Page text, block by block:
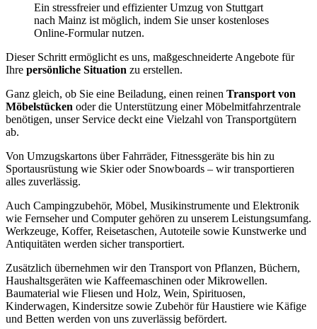
Ein stressfreier und effizienter Umzug von Stuttgart
nach Mainz ist möglich, indem Sie unser kostenloses
Online-Formular nutzen.
Dieser Schritt ermöglicht es uns, maßgeschneiderte Angebote für
Ihre persönliche Situation zu erstellen.
Ganz gleich, ob Sie eine Beiladung, einen reinen Transport von
Möbelstücken oder die Unterstützung einer Möbelmitfahrzentrale
benötigen, unser Service deckt eine Vielzahl von Transportgütern
ab.
Von Umzugskartons über Fahrräder, Fitnessgeräte bis hin zu
Sportausrüstung wie Skier oder Snowboards – wir transportieren
alles zuverlässig.
Auch Campingzubehör, Möbel, Musikinstrumente und Elektronik
wie Fernseher und Computer gehören zu unserem Leistungsumfang.
Werkzeuge, Koffer, Reisetaschen, Autoteile sowie Kunstwerke und
Antiquitäten werden sicher transportiert.
Zusätzlich übernehmen wir den Transport von Pflanzen, Büchern,
Haushaltsgeräten wie Kaffeemaschinen oder Mikrowellen.
Baumaterial wie Fliesen und Holz, Wein, Spirituosen,
Kinderwagen, Kindersitze sowie Zubehör für Haustiere wie Käfige
und Betten werden von uns zuverlässig befördert.